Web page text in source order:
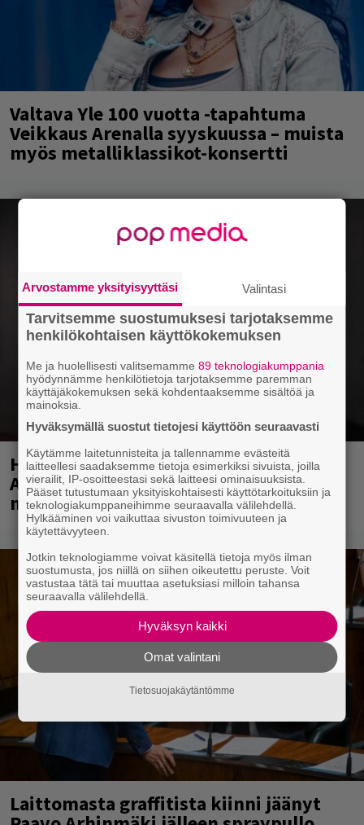
Valtava Yle 100 vuotta -tapahtuma
Veikkaus Arenalla syyskuussa – muista
myös metalliklassikot-konsertti
Huomenna se ilmestyy – CMX:stä tutun
A.W. Yrjänän uutuusalbumi om
mammuttimainen kokonaisuus
Laittomasta graffitista kiinni jäänyt
Arvostamme yksityisyyttäsi Valintasi
Tarvitsemme suostumuksesi tarjotaksemme
henkilökohtaisen käyttökokemuksen
Me ja huolellisesti valitsemamme89 teknologiakumppania
hyödynnämme henkilötietoja tarjotaksemme paremman
käyttäjäkokemuksen sekä kohdentaaksemme sisältöä ja
mainoksia.
Hyväksymällä suostut tietojesi käyttöön seuraavasti
Käytämme laitetunnisteita ja tallennamme evästeitä
laitteellesi saadaksemme tietoja esimerkiksi sivuista, joilla
vierailit, IP-osoitteestasi sekä laitteesi ominaisuuksista.
Pääset tutustumaan yksityiskohtaisesti käyttötarkoituksiin ja
teknologiakumppaneihimme seuraavalla välilehdellä.
Hylkääminen voi vaikuttaa sivuston toimivuuteen ja
käytettävyyteen.
Jotkin teknologiamme voivat käsitellä tietoja myös ilman
suostumusta, jos niillä on siihen oikeutettu peruste. Voit
vastustaa tätä tai muuttaa asetuksiasi milloin tahansa
seuraavalla välilehdellä.
Hyväksyn kaikki
Omat valintani
Tietosuojakäytäntömme